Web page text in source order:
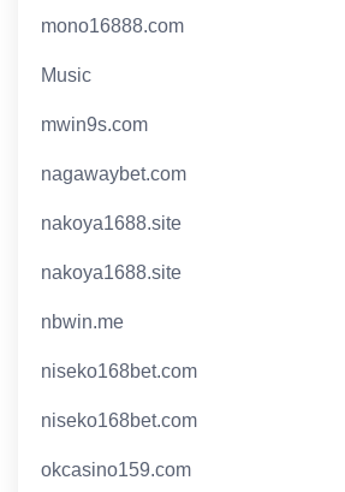
mono16888.com
Music
mwin9s.com
nagawaybet.com
nakoya1688.site
nakoya1688.site
nbwin.me
niseko168bet.com
niseko168bet.com
okcasino159.com